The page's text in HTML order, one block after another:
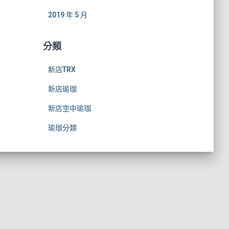
2019 年 5 月
分類
新店TRX
新店瑜珈
新店空中瑜珈
瑜珈分類